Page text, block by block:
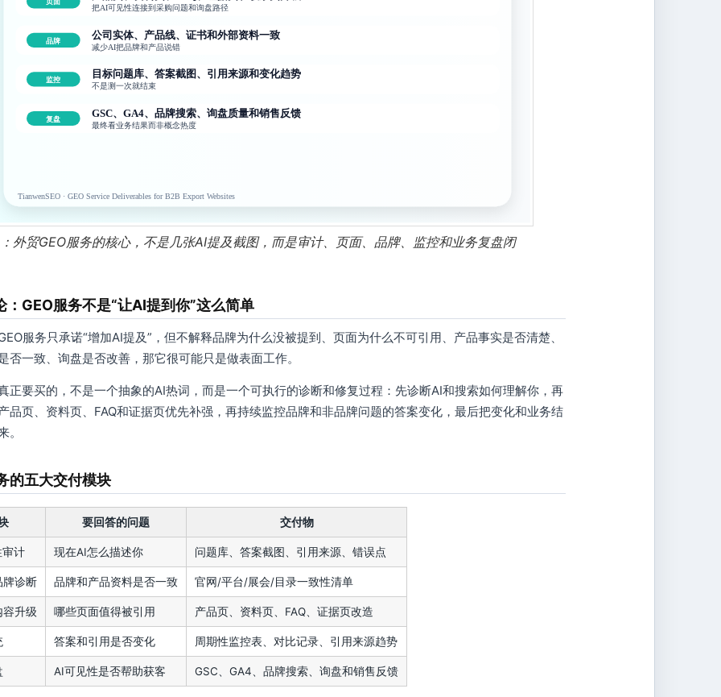
外贸GEO服务的核心，不是几张AI提及截图，而是审计、页面、品牌、监控和业务复盘闭
：GEO服务不是“让AI提到你”这么简单
服务只承诺“增加AI提及”，但不解释品牌为什么没被提到、页面为什么不可引用、产品事实是否清楚、
否一致、询盘是否改善，那它很可能只是做表面工作。
正要买的，不是一个抽象的AI热词，而是一个可执行的诊断和修复过程：先诊断AI和搜索如何理解你，再
品页、资料页、FAQ和证据页优先补强，再持续监控品牌和非品牌问题的答案变化，最后把变化和业务结
。
的五大交付模块
要回答的问题 交付物
审计 现在AI怎么描述你 问题库、答案截图、引用来源、错误点
牌诊断 品牌和产品资料是否一致 官网/平台/展会/目录一致性清单
容升级 哪些页面值得被引用 产品页、资料页、FAQ、证据页改造
答案和引用是否变化 周期性监控表、对比记录、引用来源趋势
AI可见性是否帮助获客 GSC、GA4、品牌搜索、询盘和销售反馈